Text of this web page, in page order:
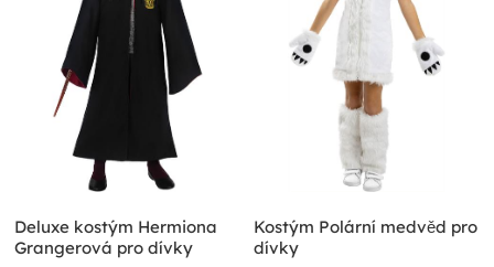
Deluxe kostým Hermiona
Grangerová pro dívky
Kostým Polární medvěd pro
dívky